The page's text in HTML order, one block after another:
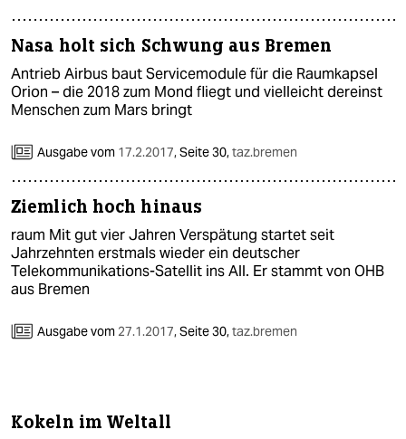
Nasa holt sich Schwung aus Bremen
Antrieb Airbus baut Servicemodule für die Raumkapsel
Orion – die 2018 zum Mond fliegt und vielleicht dereinst
Menschen zum Mars bringt
Ausgabe vom 17.2.2017,Seite 30,taz.bremen
Ziemlich hoch hinaus
raum Mit gut vier Jahren Verspätung startet seit
Jahrzehnten erstmals wieder ein deutscher
Telekommunikations-Satellit ins All. Er stammt von OHB
aus Bremen
Ausgabe vom 27.1.2017,Seite 30,taz.bremen
Kokeln im Weltall